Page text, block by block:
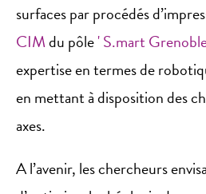
surfaces par procédés
CIMdu pôle' S.mart
expertise en termes de
en mettant à disposition des
axes.
A l’avenir, les chercheurs